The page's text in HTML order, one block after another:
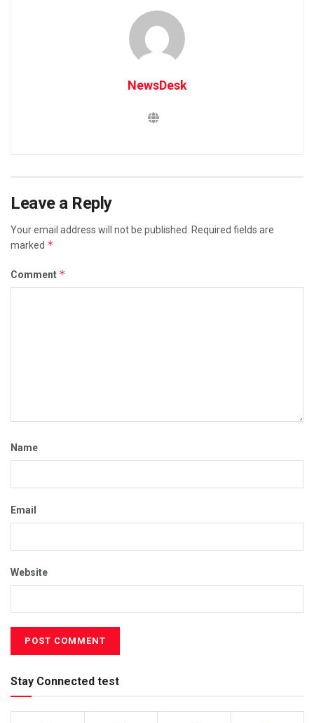
NewsDesk
Leave a Reply
Your email address will not be published.
Required fields are
marked *
Comment *
Name
Email
Website
Stay Connected test